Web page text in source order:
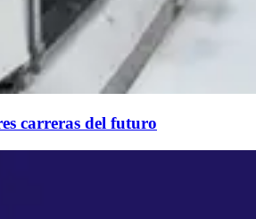
carreras del futuro